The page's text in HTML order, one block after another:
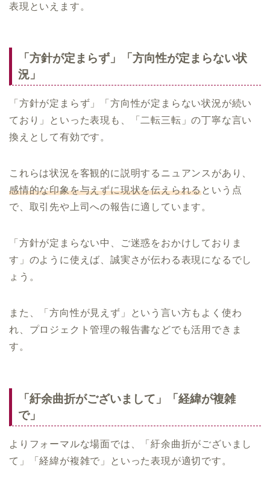
表現といえます。
「方針が定まらず」「方向性が定まらない状
況」
「方針が定まらず」「方向性が定まらない状況が続い
ており」といった表現も、「二転三転」の丁寧な言い
換えとして有効です。
これらは状況を客観的に説明するニュアンスがあり、
感情的な印象を与えずに現状を伝えられるという点
で、取引先や上司への報告に適しています。
「方針が定まらない中、ご迷惑をおかけしておりま
す」のように使えば、誠実さが伝わる表現になるでし
ょう。
また、「方向性が見えず」という言い方もよく使わ
れ、プロジェクト管理の報告書などでも活用できま
す。
「紆余曲折がございまして」「経緯が複雑
で」
よりフォーマルな場面では、「紆余曲折がございまし
て」「経緯が複雑で」といった表現が適切です。